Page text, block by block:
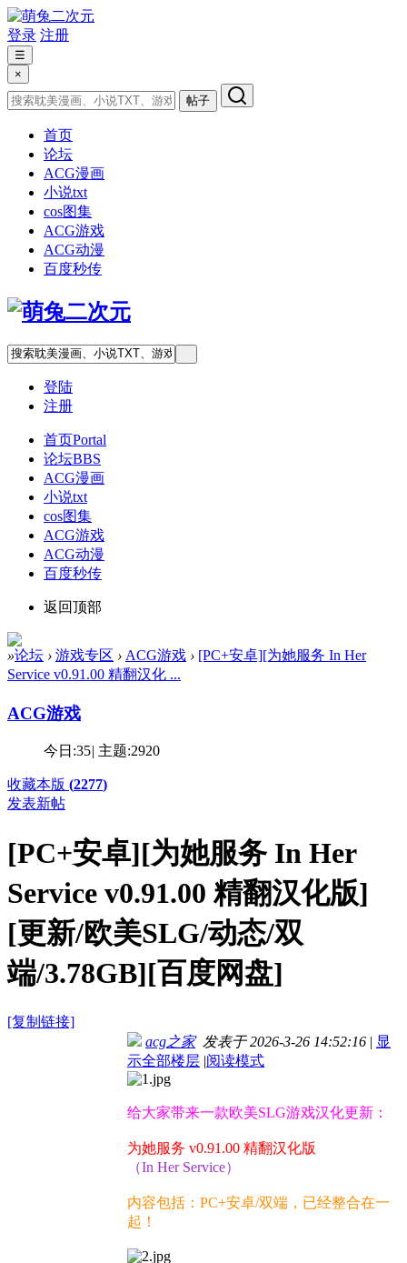
登录 注册
☰
×
帖子
首页
论坛
ACG漫画
小说txt
cos图集
ACG游戏
ACG动漫
百度秒传
登陆
注册
首页Portal
论坛BBS
ACG漫画
小说txt
cos图集
ACG游戏
ACG动漫
百度秒传
返回顶部
»论坛 › 游戏专区 › ACG游戏 › [PC+安卓][为她服务 In Her
Service v0.91.00 精翻汉化 ...
ACG游戏
今日:35| 主题:2920
收藏本版 (2277)
发表新帖
[PC+安卓][为她服务 In Her
Service v0.91.00 精翻汉化版]
[更新/欧美SLG/动态/双
端/3.78GB][百度网盘]
[复制链接]
acg之家发表于 2026-3-26 14:52:16 | 显
示全部楼层 |阅读模式
给大家带来一款欧美SLG游戏汉化更新：
为她服务 v0.91.00 精翻汉化版
（In Her Service）
内容包括：PC+安卓/双端，已经整合在一
起！